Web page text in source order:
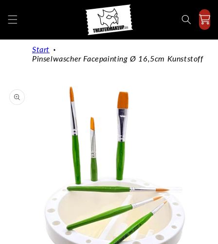
Inhalt
Start
Pinselwascher Facepainting Ø 16,5cm Kunststoff